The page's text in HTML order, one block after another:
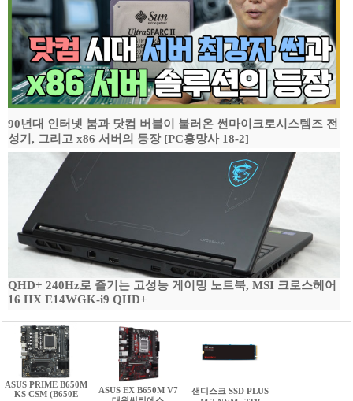
90년대 인터넷 붐과 닷컴 버블이 불러온 썬마이크로시스템즈 전
성기, 그리고 x86 서버의 등장 [PC흥망사 18-2]
QHD+ 240Hz로 즐기는 고성능 게이밍 노트북, MSI 크로스헤어
16 HX E14WGK-i9 QHD+